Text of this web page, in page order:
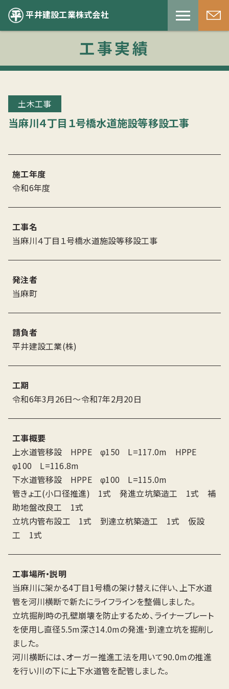
工事実績
平井建設工業株式会社
土木工事
当麻川４丁目１号橋水道施設等移設工事
施工年度
令和6年度
工事名
当麻川４丁目１号橋水道施設等移設工事
発注者
当麻町
請負者
平井建設工業(株)
工期
令和6年3月26日〜令和7年2月20日
工事概要
上水道管移設 HPPE φ150 L=117.0m HPPE
φ100 L=116.8m
下水道管移設 HPPE φ100 L=115.0m
管きょ工(小口径推進) 1式 発進立坑築造工 1式 補
助地盤改良工 1式
立坑内管布設工 1式 到達立杭築造工 1式 仮設
工 1式
工事場所・説明
当麻川に架かる4丁目1号橋の架け替えに伴い、上下水道
管を河川横断で新たにライフラインを整備しました。
立坑掘削時の孔壁崩壊を防止するため、ライナープレート
を使用し直径5.5m深さ14.0mの発進･到達立坑を掘削し
ました。
河川横断には、オーガー推進工法を用いて90.0mの推進
を行い川の下に上下水道管を配管しました。